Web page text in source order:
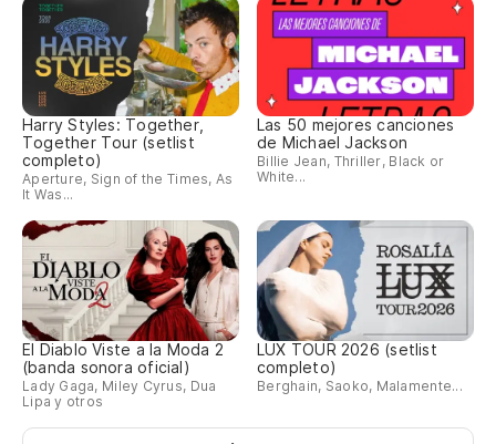
Harry Styles: Together,
Together Tour (setlist
completo)
Aperture, Sign of the Times, As
It Was...
Las 50 mejores canciones
de Michael Jackson
Billie Jean, Thriller, Black or
White...
El Diablo Viste a la Moda 2
(banda sonora oficial)
Lady Gaga, Miley Cyrus, Dua
Lipa y otros
LUX TOUR 2026 (setlist
completo)
Berghain, Saoko, Malamente...